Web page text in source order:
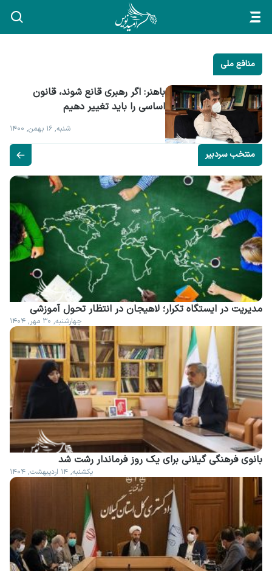
منافع ملی
اساسی را باید تغییر دهیم
شنبه, ۱۶ بهمن, ۱۴۰۰
منتخب سردبیر
مدیریت در ایستگاه تکرار؛ لاهیجان در انتظار تحول آموزشی
چهارشنبه, ۳۰ مهر, ۱۴۰۴
بانوی فرهنگی گیلانی برای یک روز فرماندار رشت شد
یکشنبه, ۱۴ اردیبهشت, ۱۴۰۴